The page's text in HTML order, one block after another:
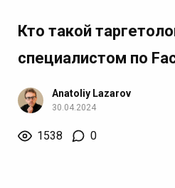
Кто такой
специалистом по
Anatoliy Lazarov
30.04.2024
1538 0